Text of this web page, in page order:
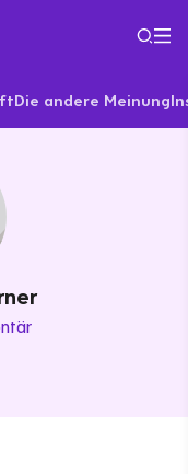
Die andere Meinung